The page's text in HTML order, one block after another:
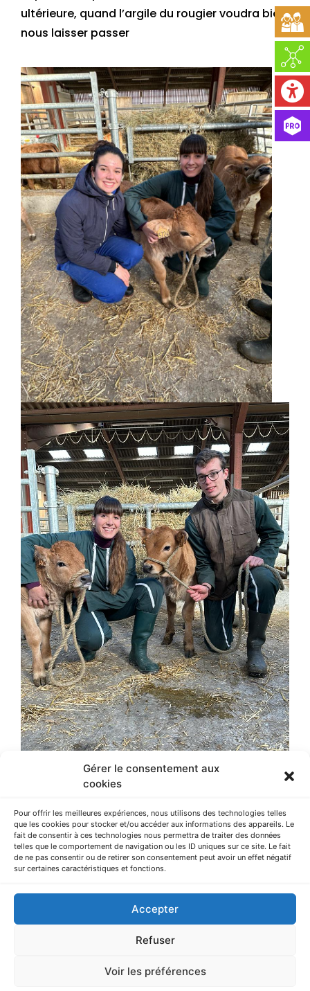
Gérer le consentement aux
cookies
Pour offrir les meilleures expériences, nous utilisons des technologies telles
que les cookies pour stocker et/ou accéder aux informations des appareils. Le
fait de consentir à ces technologies nous permettra de traiter des données
telles que le comportement de navigation ou les ID uniques sur ce site. Le fait
de ne pas consentir ou de retirer son consentement peut avoir un effet négatif
sur certaines caractéristiques et fonctions.
Accepter
Refuser
Voir les préférences
ultérieure, quand l’argile du rougier voudra bien
nous laisser passer
Article précédent Article suivant
AGRICAMPUS LA ROQUE – Route d’Espalion – CS 73355 ONET LE
CHATEAU – 12033 RODEZ cedex 9 – Tèl. : 05 65 77 75 00
Copyright © 2025 EPLEFPA Rodez La Roque. Tous droits réservés.
conditions d’utilisation.